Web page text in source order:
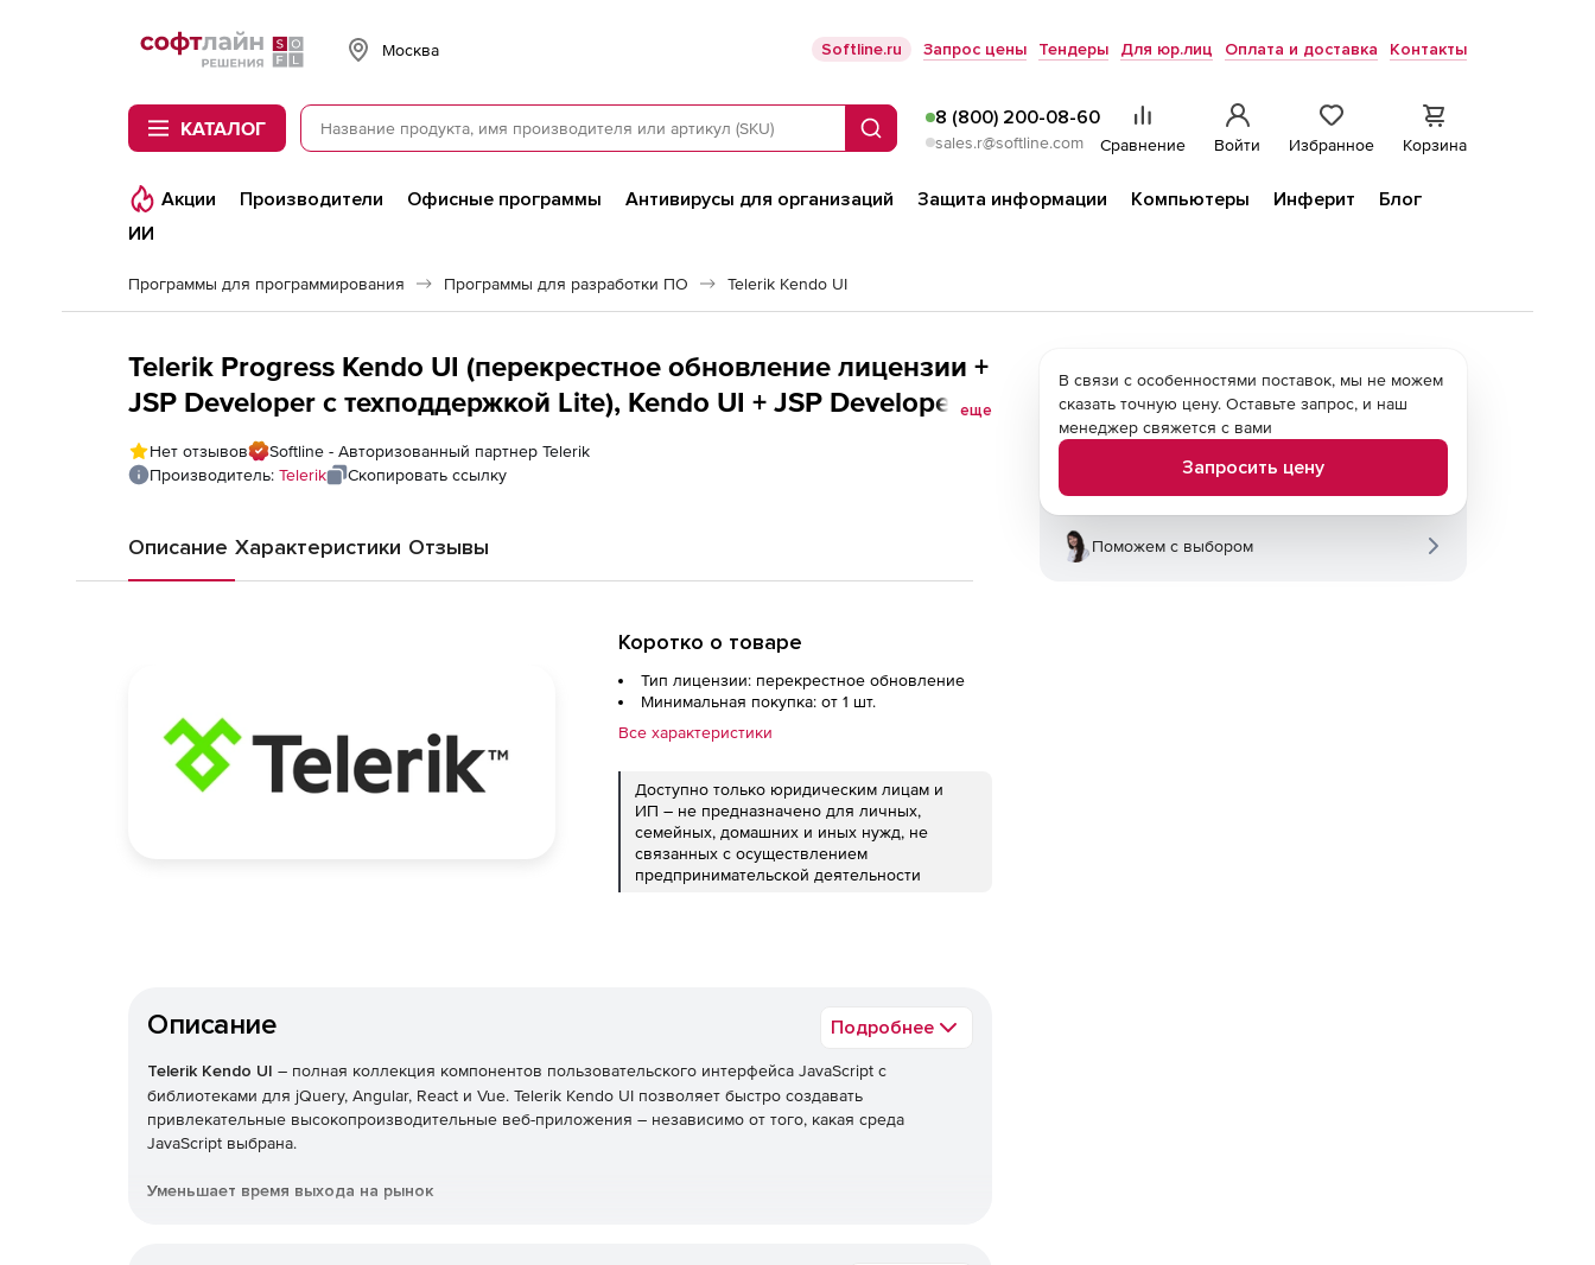
Softline
Москва Softline.ru Запрос цены Тендеры Для юр.лиц Оплата и доставка Контакты
КАТАЛОГ Поиск
8 (800) 200-08-60
sales.r@softline.com Сравнение Войти Избранное Корзина
Акции Производители Офисные программы Антивирусы для организаций Защита информации Компьютеры Инферит
Блог
ИИ
Программы для программирования Программы для разработки ПО Telerik Kendo UI
Telerik Progress Kendo UI (перекрестное обновление лицензии +
JSP Developer с техподдержкой Lite), Kendo UI + JSP Developer
License - Lite Support to Progress DevCraft Complete + PHP &amp;
JSP 60 day upgrade
еще
Нет отзывов
Softline - Авторизованный партнер Telerik
Производитель: Telerik Скопировать ссылку
Описание Характеристики Отзывы
Коротко о товаре
Тип лицензии: перекрестное обновление
Минимальная покупка: от 1 шт.
Все характеристики
Доступно только юридическим лицам и
ИП – не предназначено для личных,
семейных, домашних и иных нужд, не
связанных с осуществлением
предпринимательской деятельности
Описание Подробнее
Telerik Kendo UI – полная коллекция компонентов пользовательского интерфейса JavaScript с
библиотеками для jQuery, Angular, React и Vue. Telerik Kendo UI позволяет быстро создавать
привлекательные высокопроизводительные веб-приложения – независимо от того, какая среда
JavaScript выбрана.
Уменьшает время выхода на рынок
В связи с особенностями поставок, мы не можем
сказать точную цену. Оставьте запрос, и наш
менеджер свяжется с вами
Запросить цену
Поможем с выбором